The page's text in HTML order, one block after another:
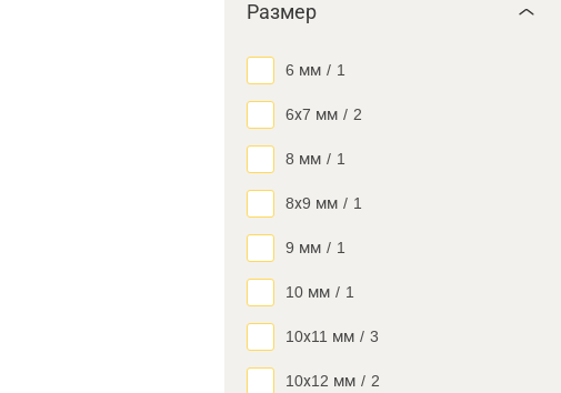
Размер
6 мм / 1
6х7 мм / 2
8 мм / 1
8х9 мм / 1
9 мм / 1
10 мм / 1
10х11 мм / 3
10х12 мм / 2